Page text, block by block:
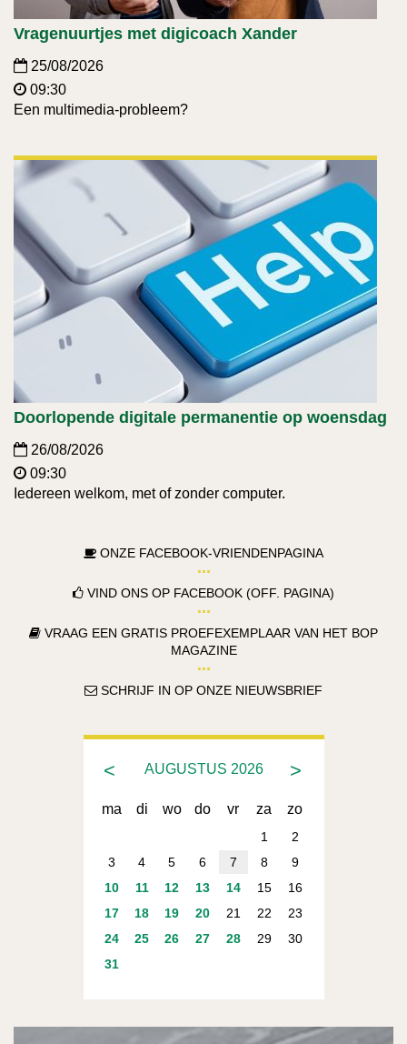
Vragenuurtjes met digicoach Xander
25/08/2026
09:30
Een multimedia-probleem?
Doorlopende digitale permanentie op woensdag
26/08/2026
09:30
Iedereen welkom, met of zonder computer.
ONZE FACEBOOK-VRIENDENPAGINA
VIND ONS OP FACEBOOK (OFF. PAGINA)
VRAAG EEN GRATIS PROEFEXEMPLAAR VAN HET BOP
MAGAZINE
SCHRIJF IN OP ONZE NIEUWSBRIEF
< >
AUGUSTUS 2026
ma di wo do vr za zo
1
2
3
4 5 6 7 8
9
10
11 12 13 14 15
16
17
18 19 20 21 22
23
24
25 26 27 28 29
30
31